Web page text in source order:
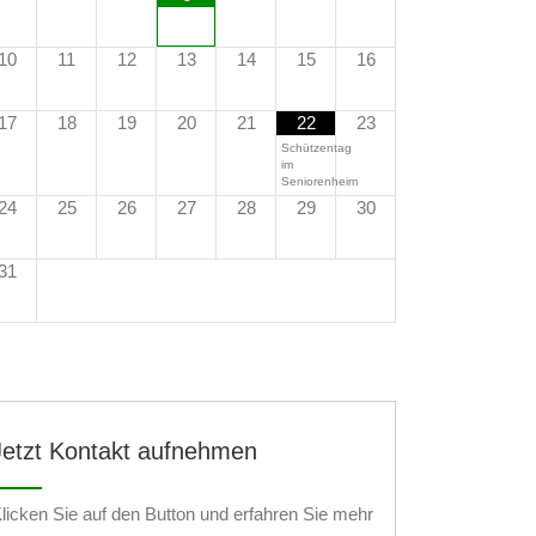
11 12 13 14 15 16
18 19 20 21 22
Schützentag
im
Seniorenheim
23
25 26 27 28 29 30
Kontakt aufnehmen
Sie auf den Button und erfahren Sie mehr